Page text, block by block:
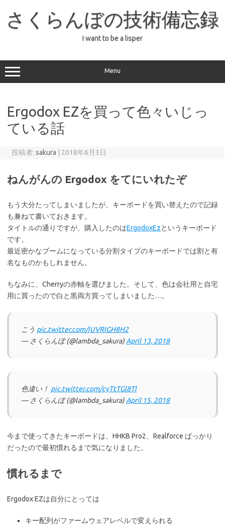
ッ
プ
さくらんぼの技術備忘録
I want to be a lisper
Menu
Ergodox EZを買って色々いじっ
ている話
投稿者: sakura 2018年6月3日
ねんがんの Ergodox をてにいれたぞ
もう大分たってしまいましたが、キーボードを買い替えたので記録
も兼ねて書いておきます。
タイトルの通りですが、購入したのはErgodoxEzというキーボード
です。
最近密かなブームになっている分割タイプのキーボードでは割と有
名なものかもしれません。
ちなみに、Cherryの赤軸を選びました。そして、色は会社用と自宅
用に買ったので白と黒両方買ってしまいました…。
こう pic.twitter.com/jUVRIGH8H2
— さくらんぼ (@lambda_sakura) April 13, 2018
色違い！ pic.twitter.com/cyTtTGl8Tl
— さくらんぼ (@lambda_sakura) April 15, 2018
今まで使ってきたキーボードは、HHKB Pro2、Realforce ばっかり
だったので最初慣れるまで気になりました。
慣れるまで
Ergodox EZは自分にとっては
キー配列がファームウェアレベルで変えられる